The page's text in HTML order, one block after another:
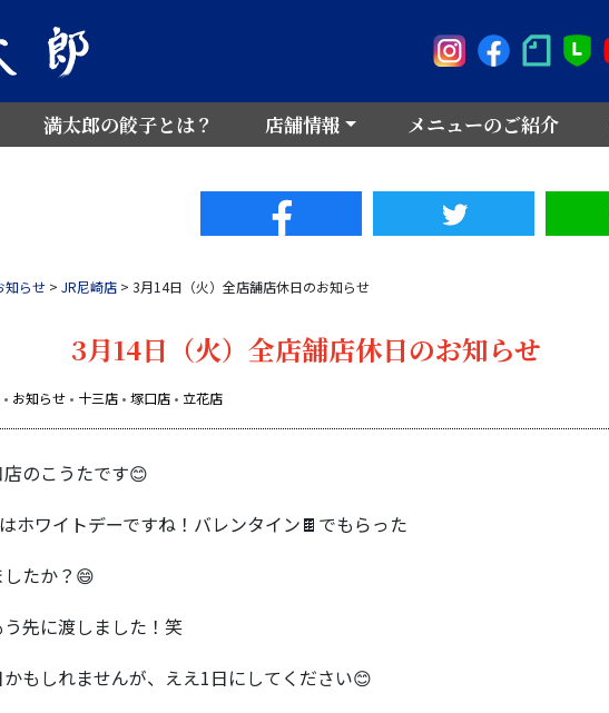
満太郎の餃子とは？ 店舗情報 メニューのご紹介
知らせ > JR尼崎店 > 3月14日（火）全店舗店休日のお知らせ
3月14日（火）全店舗店休日のお知らせ
• お知らせ • 十三店 • 塚口店 • 立花店
のこうたです😊
ホワイトデーですね！バレンタイン🍫でもらった
たか？😄
先に渡しました！笑
もしれませんが、ええ1日にしてください😊